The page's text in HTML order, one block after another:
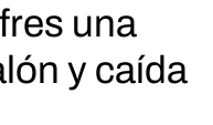
una
y caída